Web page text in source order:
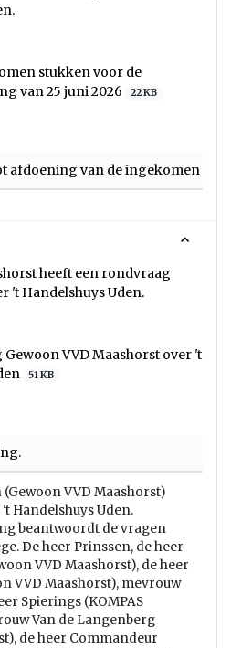
stukken voor de
van 25 juni 2026
22 KB
afdoening van de ingekomen
heeft een rondvraag
't Handelshuys Uden.
VVD Maashorst over 't
51 KB
VVD Maashorst)
Handelshuys Uden.
beantwoordt de vragen
De heer Prinssen, de heer
VVD Maashorst), de heer
VVD Maashorst), mevrouw
Spierings (KOMPAS
Van de Langenberg
de heer Commandeur